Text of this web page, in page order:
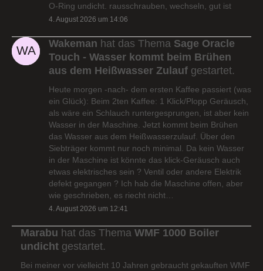
O-Ring undicht. rausschrauben, wechseln, gut ist
4. August 2026 um 14:06
Wakeman hat das Thema Sage Oracle
Touch - Wasser kommt beim Brühen
aus dem Heißwasser Zulauf gestartet.
Heute morgen -nach- dem ersten Kaffee passiert (was
ein Glück): Beim 2ten Kaffee: 1 Klick/Plopp Geräusch,
als wäre ein Schlauch runtergesprungen, ist aber kein
Wasser in der Maschine. Jetzt kommt beim Brühen
das Wasser aus dem Heißwasserzulauf. Über den
Siebträger kommt nur noch minimal. Da kein Wasser
in der Maschine ist könnte das klick-Geräusch auch
etwas elektrisches sein ? Ventil oder andere Elektrik
defekt gegangen ? Ich hab die Maschine offen, aber
wie geschrieben, es riecht nicht…
4. August 2026 um 12:41
Marabu hat das Thema WMF 1000 Boiler
undicht gestartet.
Bei meiner vor vielleicht 10 Jahren gebraucht gekauften WMF